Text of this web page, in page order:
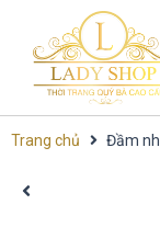
Trang chủ Đầm